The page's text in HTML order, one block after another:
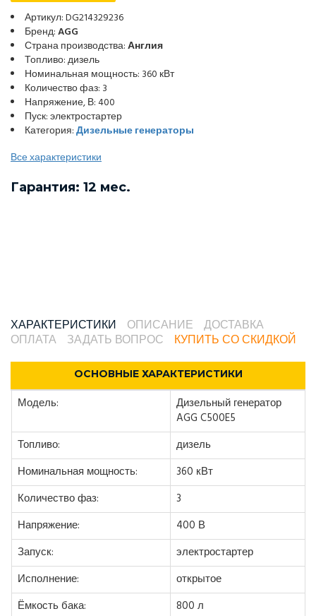
Артикул: DG214329236
Бренд:AGG
Страна производства:Англия
Топливо: дизель
Номинальная мощность: 360 кВт
Количество фаз: 3
Напряжение, В: 400
Пуск: электростартер
Категория:Дизельные генераторы
Все характеристики
Гарантия: 12 мес.
ХАРАКТЕРИСТИКИ ОПИСАНИЕ
ДОСТАВКА
ОПЛАТА
ЗАДАТЬ ВОПРОС КУПИТЬ СО СКИДКОЙ
ОСНОВНЫЕ ХАРАКТЕРИСТИКИ
Модель:
Дизельный генератор
AGG C500E5
Топливо:
дизель
Номинальная мощность:
360 кВт
Количество фаз:
3
Напряжение:
400 В
Запуск:
электростартер
Исполнение:
открытое
Ёмкость бака:
800 л